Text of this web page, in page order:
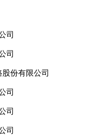
司
司
份有限公司
司
司
司